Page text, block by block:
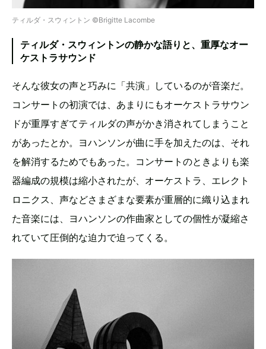
ティルダ・スウィントン ©️Brigitte Lacombe
ティルダ・スウィントンの静かな語りと、重厚なオー
ケストラサウンド
そんな彼女の声と巧みに「共演」しているのが音楽だ。
コンサートの初演では、あまりにもオーケストラサウン
ドが重厚すぎてティルダの声がかき消されてしまうこと
があったとか。ヨハンソンが曲に手を加えたのは、それ
を解消するためでもあった。コンサートのときよりも楽
器編成の規模は縮小されたが、オーケストラ、エレクト
ロニクス、声などさまざまな要素が重層的に織り込まれ
た音楽には、ヨハンソンの作曲家としての個性が凝縮さ
れていて圧倒的な迫力で迫ってくる。